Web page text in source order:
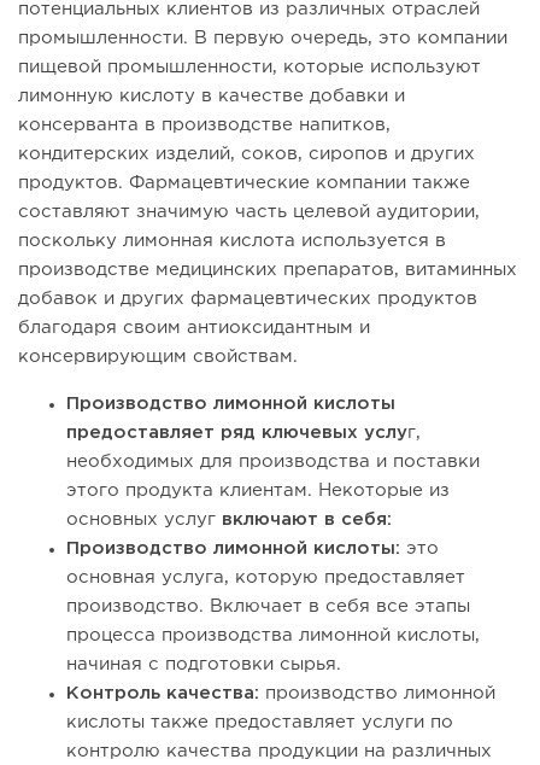
потенциальных клиентов из различных отраслей
промышленности. В первую очередь, это компании
пищевой промышленности, которые используют
лимонную кислоту в качестве добавки и
консерванта в производстве напитков,
кондитерских изделий, соков, сиропов и других
продуктов. Фармацевтические компании также
составляют значимую часть целевой аудитории,
поскольку лимонная кислота используется в
производстве медицинских препаратов, витаминных
добавок и других фармацевтических продуктов
благодаря своим антиоксидантным и
консервирующим свойствам.
Производство лимонной кислоты
предоставляет ряд ключевых услуг,
необходимых для производства и поставки
этого продукта клиентам. Некоторые из
основных услуг включают в себя:
Производство лимонной кислоты: это
основная услуга, которую предоставляет
производство. Включает в себя все этапы
процесса производства лимонной кислоты,
начиная с подготовки сырья.
Контроль качества: производство лимонной
кислоты также предоставляет услуги по
контролю качества продукции на различных